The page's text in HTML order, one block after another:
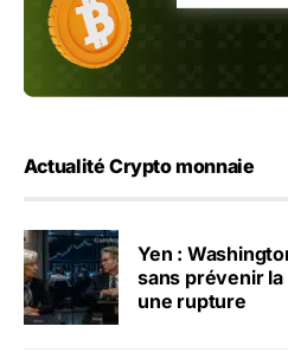
Actualité Crypto monnaie
Yen :
sans prévenir la
une rupture